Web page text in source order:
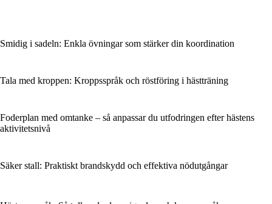
Smidig i sadeln: Enkla övningar som stärker din koordination
Tala med kroppen: Kroppsspråk och röstföring i hästträning
Foderplan med omtanke – så anpassar du utfodringen efter hästens
aktivitetsnivå
Säker stall: Praktiskt brandskydd och effektiva nödutgångar